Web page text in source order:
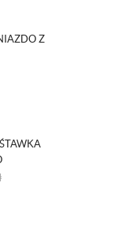
Z